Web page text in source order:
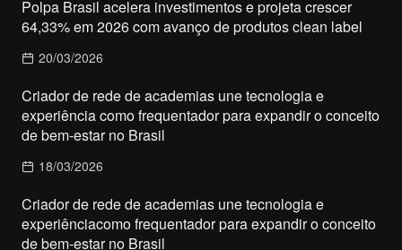
Polpa Brasil acelera investimentos e projeta crescer
64,33% em 2026 com avanço de produtos clean label
20/03/2026
Criador de rede de academias une tecnologia e
experiência como frequentador para expandir o conceito
de bem-estar no Brasil
18/03/2026
Criador de rede de academias une tecnologia e
experiênciacomo frequentador para expandir o conceito
de bem-estar no Brasil